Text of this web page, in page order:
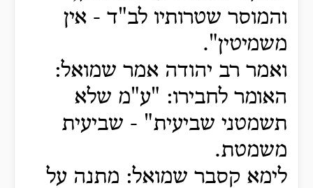
והמוסר שטרותיו לב"ד - אין
משמיטין".
ואמר רב יהודה אמר שמואל:
האומר לחבירו: "ע"מ שלא
תשמטני שביעית" - שביעית
משמטת.
לימא קסבר שמואל: מתנה על